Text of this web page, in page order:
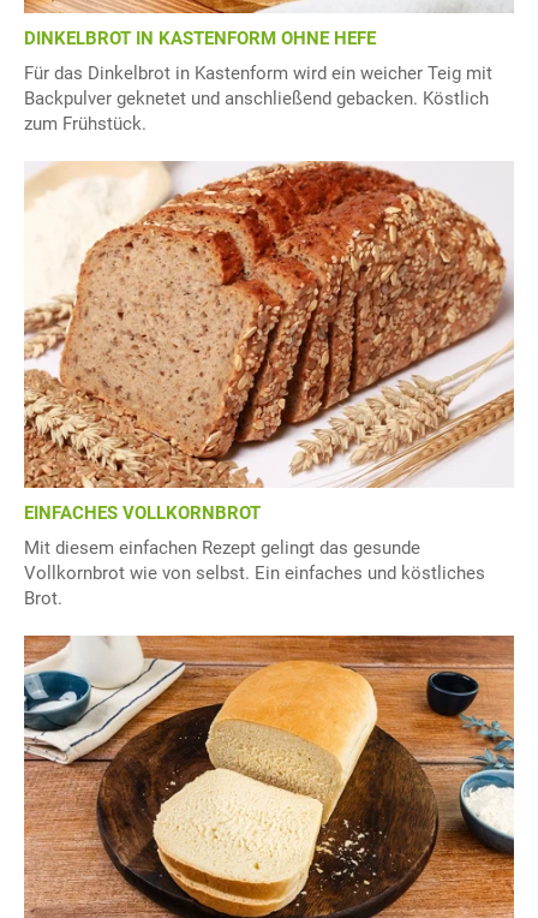
DINKELBROT IN KASTENFORM OHNE HEFE
Für das Dinkelbrot in Kastenform wird ein weicher Teig mit
Backpulver geknetet und anschließend gebacken. Köstlich
zum Frühstück.
EINFACHES VOLLKORNBROT
Mit diesem einfachen Rezept gelingt das gesunde
Vollkornbrot wie von selbst. Ein einfaches und köstliches
Brot.